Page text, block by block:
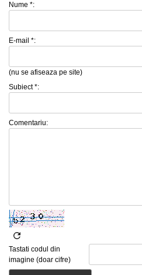
Nume *:
E-mail *:
(nu se afiseaza pe site)
Subiect *:
Comentariu:
Tastati codul din
imagine (doar cifre)